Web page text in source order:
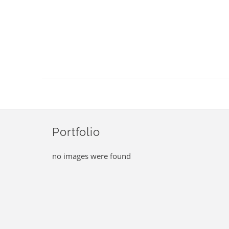
Portfolio
no images were found